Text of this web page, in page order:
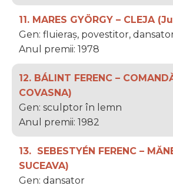
11. MARES GYÖRGY – CLEJA
Gen: fluieraș, povestitor,
Anul premii: 1978
12. BÁLINT FERENC –
COVASNA)
Gen: sculptor în lemn
Anul premii: 1982
13. SEBESTYÉN FERENC –
SUCEAVA)
Gen: dansator